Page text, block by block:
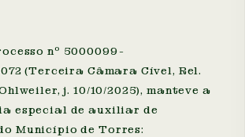
nº 5000099-
(Terceira Câmara Cível, Rel.
j. 10/10/2025), manteve a
especial de auxiliar de
Município de Torres: